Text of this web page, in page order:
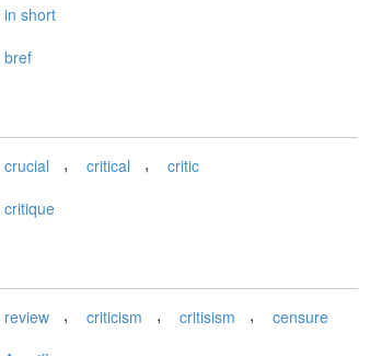
in short
bref
crucial , critical , critic
critique
review , criticism , critisism , censure